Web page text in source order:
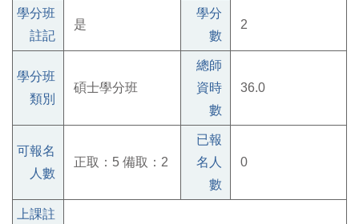
學分班
註記
是
學分
數
2
學分班
類別
碩士學分班
總師
資時
數
36.0
可報名
人數
正取：5 備取：2
已報
名人
數
0
上課註